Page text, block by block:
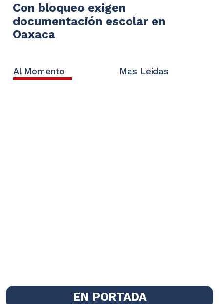
Con bloqueo exigen
documentación escolar en
Oaxaca
Al Momento Mas Leídas
EN PORTADA